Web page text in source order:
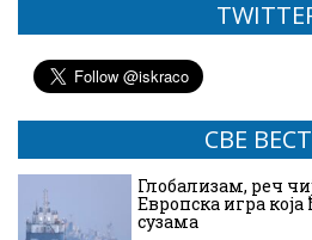
СВЕ
Глобализам, реч
Европска игра
сузама